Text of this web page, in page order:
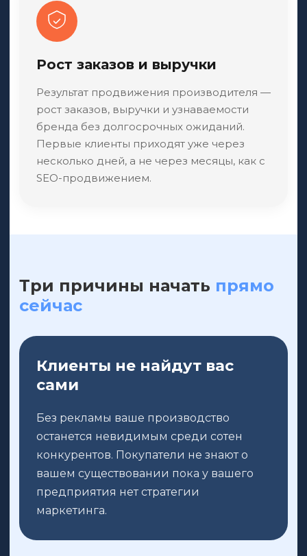
Рост заказов и выручки
Результат продвижения производителя —
рост заказов, выручки и узнаваемости
бренда без долгосрочных ожиданий.
Первые клиенты приходят уже через
несколько дней, а не через месяцы, как с
SEO-продвижением.
Три причины начать прямо
сейчас
Клиенты не найдут вас
сами
Без рекламы ваше производство
останется невидимым среди сотен
конкурентов. Покупатели не знают о
вашем существовании пока у вашего
предприятия нет стратегии
маркетинга.